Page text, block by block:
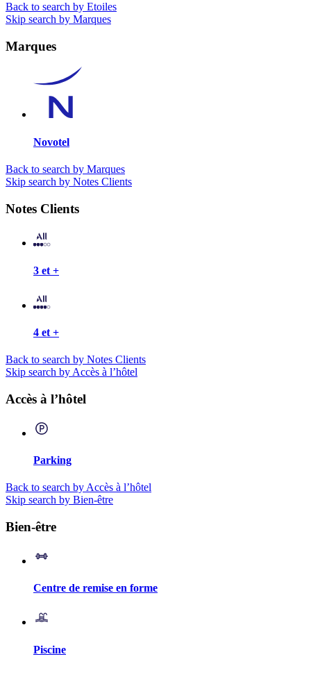
Back to search by Etoiles
Skip search by Marques
Marques
Novotel
Back to search by Marques
Skip search by Notes Clients
Notes Clients
3 et +
4 et +
Back to search by Notes Clients
Skip search by Accès à l’hôtel
Accès à l’hôtel
Parking
Back to search by Accès à l’hôtel
Skip search by Bien-être
Bien-être
Centre de remise en forme
Piscine